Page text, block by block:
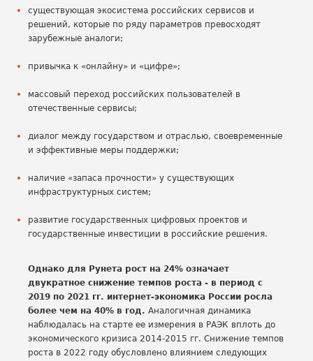
существующая экосистема российских сервисов и
решений, которые по ряду параметров превосходят
зарубежные аналоги;
привычка к «онлайну» и «цифре»;
массовый переход российских пользователей в
отечественные сервисы;
диалог между государством и отраслью, своевременные
и эффективные меры поддержки;
наличие «запаса прочности» у существующих
инфраструктурных систем;
развитие государственных цифровых проектов и
государственные инвестиции в российские решения.
Однако для Рунета рост на 24% означает
двукратное снижение темпов роста - в период с
2019 по 2021 гг. интернет-экономика России росла
более чем на 40% в год. Аналогичная динамика
наблюдалась на старте ее измерения в РАЭК вплоть до
экономического кризиса 2014-2015 гг. Снижение темпов
роста в 2022 году обусловлено влиянием следующих